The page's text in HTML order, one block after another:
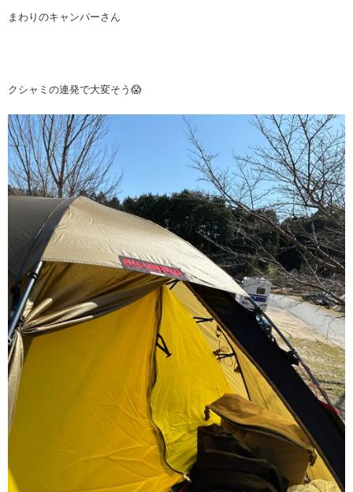
まわりのキャンパーさん
クシャミの連発で大変そう😱